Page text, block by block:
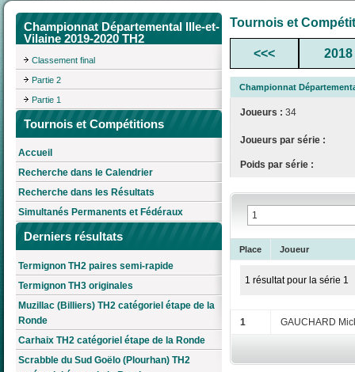
Championnat Départemental Ille-et-
Vilaine 2019-2020 TH2
Classement final
Partie 2
Partie 1
Tournois et Compétitions
Accueil
Recherche dans le Calendrier
Recherche dans les Résultats
Simultanés Permanents et Fédéraux
Derniers résultats
Termignon TH2 paires semi-rapide
Termignon TH3 originales
Muzillac (Billiers) TH2 catégoriel étape de la
Ronde
Carhaix TH2 catégoriel étape de la Ronde
Scrabble du Sud Goëlo (Plourhan) TH2
Tournois et
<<< 2018
Championnat
Joueurs : 34
Joueurs par série :
Poids par série :
Place Joueur
1 résultat pour la série 1
1 GAUCHARD